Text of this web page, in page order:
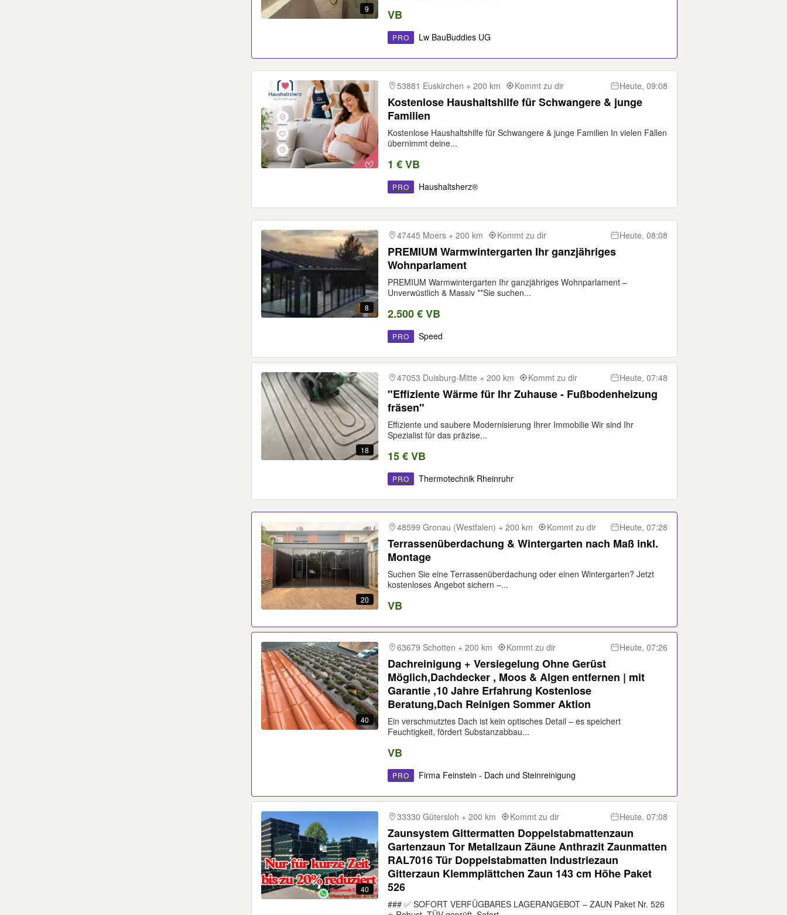
9 VB
PRO Lw BauBuddies UG
53881 Euskirchen + 200 km Kommt zu dir Heute, 09:08
Kostenlose Haushaltshilfe für Schwangere & junge
Familien
Kostenlose Haushaltshilfe für Schwangere & junge Familien In vielen Fällen
übernimmt deine...
1 € VB
PRO Haushaltsherz®
8
47445 Moers + 200 km Kommt zu dir Heute, 08:08
PREMIUM Warmwintergarten Ihr ganzjähriges
Wohnparlament
PREMIUM Warmwintergarten Ihr ganzjähriges Wohnparlament –
Unverwüstlich & Massiv **Sie suchen...
2.500 € VB
PRO Speed
18
47053 Duisburg-Mitte + 200 km Kommt zu dir Heute, 07:48
"Effiziente Wärme für Ihr Zuhause - Fußbodenheizung
fräsen"
Effiziente und saubere Modernisierung Ihrer Immobilie Wir sind Ihr
Spezialist für das präzise...
15 € VB
PRO Thermotechnik Rheinruhr
20
48599 Gronau (Westfalen) + 200 km Kommt zu dir Heute, 07:28
Terrassenüberdachung & Wintergarten nach Maß inkl.
Montage
Suchen Sie eine Terrassenüberdachung oder einen Wintergarten? Jetzt
kostenloses Angebot sichern –...
VB
40
63679 Schotten + 200 km Kommt zu dir Heute, 07:26
Dachreinigung + Versiegelung Ohne Gerüst
Möglich,Dachdecker , Moos & Algen entfernen | mit
Garantie ,10 Jahre Erfahrung Kostenlose
Beratung,Dach Reinigen Sommer Aktion
Ein verschmutztes Dach ist kein optisches Detail – es speichert
Feuchtigkeit, fördert Substanzabbau...
VB
PRO Firma Feinstein - Dach und Steinreinigung
40
33330 Gütersloh + 200 km Kommt zu dir Heute, 07:08
Zaunsystem Gittermatten Doppelstabmattenzaun
Gartenzaun Tor Metallzaun Zäune Anthrazit Zaunmatten
RAL7016 Tür Doppelstabmatten Industriezaun
Gitterzaun Klemmplättchen Zaun 143 cm Höhe Paket
526
### ✅ SOFORT VERFÜGBARES LAGERANGEBOT – ZAUN Paket Nr. 526